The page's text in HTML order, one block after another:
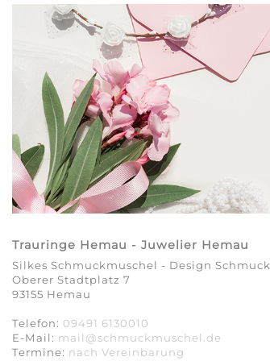
Trauringe Hemau - Juwelier Hemau
Silkes Schmuckmuschel - Design Schmuck
Oberer Stadtplatz 7
93155 Hemau
Telefon: 09491 6130010
E-Mail: mail@schmuckmuschel.de
Termine: nach Vereinbarung​​​​​​​